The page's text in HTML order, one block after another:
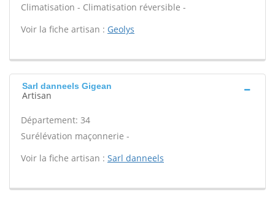
Climatisation - Climatisation réversible -
Voir la fiche artisan : Geolys
Sarl danneels Gigean
Artisan
Département: 34
Surélévation maçonnerie -
Voir la fiche artisan : Sarl danneels